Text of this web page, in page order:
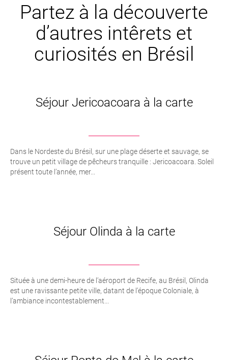
Partez à la découverte
d’autres intêrets et
curiosités en Brésil
Séjour Jericoacoara à la carte
Dans le Nordeste du Brésil, sur une plage déserte et sauvage, se
trouve un petit village de pêcheurs tranquille : Jericoacoara. Soleil
présent toute l’année, mer...
Séjour Olinda à la carte
Située à une demi-heure de l’aéroport de Recife, au Brésil, Olinda
est une ravissante petite ville, datant de l’époque Coloniale, à
l’ambiance incontestablement...